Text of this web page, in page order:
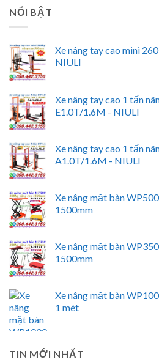
NỔI BẬT
Xe nâng tay cao mini
NIULI
Xe nâng tay cao 1 tấn
E1.0T/1.6M - NIULI
Xe nâng tay cao 1 tấn
A1.0T/1.6M - NIULI
Xe nâng mặt bàn
1500mm
Xe nâng mặt bàn
1500mm
Xe nâng mặt bàn
1 mét
TIN MỚI NHẤT